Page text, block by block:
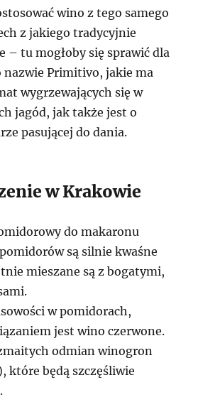
wino z tego samego
z jakiego tradycyjnie
– tu mogłoby się sprawić dla
nazwie Primitivo, jakie ma
wygrzewających się w
jagód, jak także jest o
pasującej do dania.
w Krakowie
do makaronu
są silnie kwaśne
mieszane są z bogatymi,
w pomidorach,
jest wino czerwone.
odmian winogron
które będą szczęśliwie